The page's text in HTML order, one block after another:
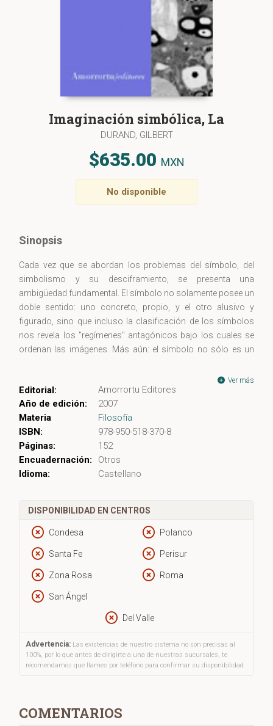
Imaginación simbólica, La
DURAND, GILBERT
$635.00 MXN
No disponible
Sinopsis
Cada vez que se abordan los problemas del símbolo, del
simbolismo y su desciframiento, se presenta una
ambigüedad fundamental. El símbolo no solamente posee un
doble sentido: uno concreto, propio, y el otro alusivo y
figurado, sino que incluso la clasificación de los símbolos
nos revela los "regímenes" antagónicos bajo los cuales se
ordenan las imágenes. Más aún: el símbolo no sólo es un
que incluso las hermenéuticas son dobles: unas reductivas,
"arqueológicas", otras instauradoras, amplificadoras y
"escatológicas". Es que la imaginación simbólica es
negación vital de manera dinámica, negación de la nada de la
muerte y del tiempo. Esta esencia dialéctica del símbolo se
manifiesta en muchos planos, y Gilbert Durand la examina
partiendo del psicoanálisis freudiano y llegando a la teofanía,
para encontrar a la imaginación simbólica confundiéndose
y la perennidad del sentido que constituye el símbolo donde
se refugia la totalidad de la cultura de los hombres, como
una mediación perpetua entre su Esperanza y su condición
temporal.
Ver más
Editorial:
Amorrortu Editores
Año de edición:
2007
Materia
Filosofía
ISBN:
978-950-518-370-8
Páginas:
152
Encuadernación:
Otros
Idioma:
Castellano
DISPONIBILIDAD EN CENTROS
Condesa Polanco
Santa Fe Perisur
Zona Rosa Roma
San Ángel
Del Valle
Advertencia: Las existencias de nuestro sistema no son precisas al
100%, por lo que antes de dirigirte a una de nuestras sucursales, te
recomendamos que llames por teléfono para confirmar su disponibilidad.
COMENTARIOS